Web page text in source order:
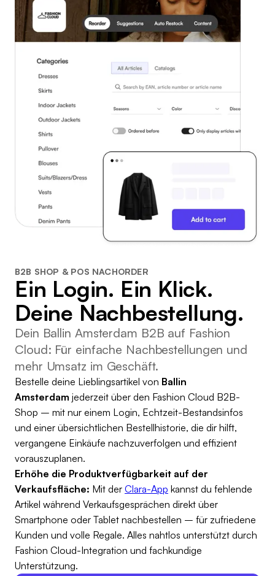
B2B SHOP & POS NACHORDER
Ein Login. Ein Klick.
Deine Nachbestellung.
Dein Ballin Amsterdam B2B auf Fashion
Cloud: Für einfache Nachbestellungen und
mehr Umsatz im Geschäft.
Bestelle deine Lieblingsartikel von Ballin
Amsterdam jederzeit über den Fashion Cloud B2B-
Shop – mit nur einem Login, Echtzeit-Bestandsinfos
und einer übersichtlichen Bestellhistorie, die dir hilft,
vergangene Einkäufe nachzuverfolgen und effizient
vorauszuplanen.
Erhöhe die Produktverfügbarkeit auf der
Verkaufsfläche: Mit der Clara-App kannst du fehlende
Artikel während Verkaufsgesprächen direkt über
Smartphone oder Tablet nachbestellen – für zufriedene
Kunden und volle Regale. Alles nahtlos unterstützt durch
Fashion Cloud-Integration und fachkundige
Unterstützung.